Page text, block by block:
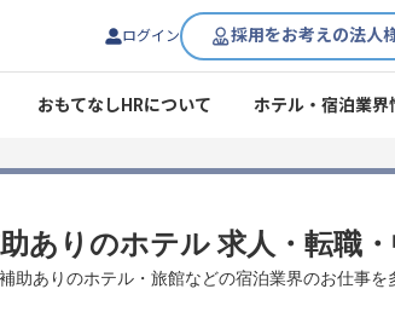
ログイン 採用をお考えの法人
おもてなしHRについて ホテル・宿泊業界
ありのホテル 求人・転職
助ありのホテル・旅館などの宿泊業界のお仕事